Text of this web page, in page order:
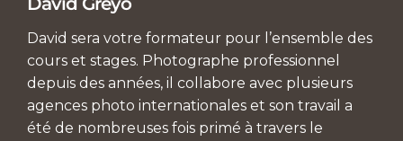
David sera votre formateur pour l’ensemble des
cours et stages. Photographe professionnel
depuis des années, il collabore avec plusieurs
agences photo internationales et son travail a
été de nombreuses fois primé à travers le